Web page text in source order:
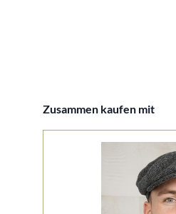
Produktgalerie überspringen
Zusammen kaufen mit